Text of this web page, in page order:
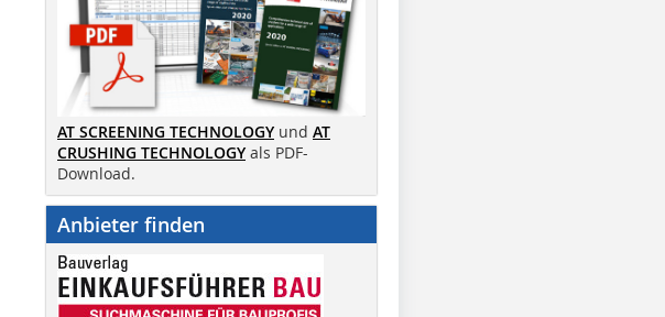
AT SCREENING TECHNOLOGY und AT
CRUSHING TECHNOLOGY als PDF-
Download.
Anbieter finden